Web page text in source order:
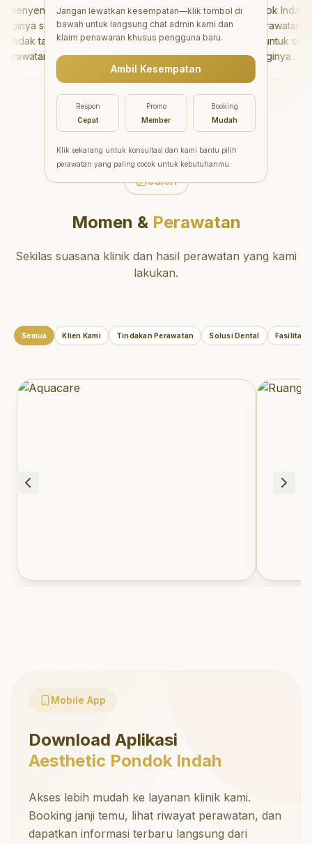
sangat baik
takut sama
tidak
setelahnya.
ke dokter
"Aesthetic Pondok Indah
menawarkan perawatan gigi
yang luar biasa untuk semua
orang. Dokter giginya
profesional, ramah, dan
meluangkan waktu untuk
mengedukasi pasien tentang
kesehatan gigi dan mulut
yang baik. Klinik ini terletak di
daerah yang strategis,
sehingga nyaman untuk
dikunjungi. Sangat
direkomendasikan untuk
dan berkualitas!
Galeri
Momen &Perawatan
Sekilas suasana klinik dan hasil perawatan yang kami
lakukan.
Semua Klien Kami Tindakan Perawatan Solusi Dental Fasilitas
Mobile App
Download Aplikasi
Aesthetic Pondok Indah
Akses lebih mudah ke layanan klinik kami.
Booking janji temu, lihat riwayat perawatan, dan
dapatkan informasi terbaru langsung dari
Jangan lewatkan kesempatan—klik tombol di
bawah untuk langsung chat admin kami dan
klaim penawaran khusus pengguna baru.
Ambil Kesempatan
Respon
Cepat
Promo
Member
Booking
Mudah
Klik sekarang untuk konsultasi dan kami bantu pilih
perawatan yang paling cocok untuk kebutuhanmu.